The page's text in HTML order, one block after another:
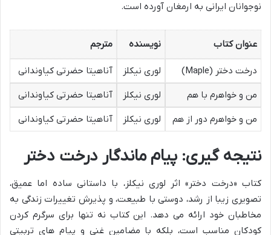
نوجوانان ایرانی به ارمغان آورده است.
عنوان کتاب نویسنده مترجم
درخت دختر (Maple) لوری نیکلز
آناهیتا حضرتی کیاوندانی
من و خواهرم با هم
لوری نیکلز
آناهیتا حضرتی کیاوندانی
من و خواهرم دور از هم
لوری نیکلز آناهیتا حضرتی کیاوندانی
نتیجه گیری: پیام ماندگار درخت دختر
کتاب «درخت دختر» اثر لوری نیکلز، با داستانی ساده اما عمیق،
تصویری زیبا از رشد، دوستی با طبیعت، و پذیرش تغییرات زندگی به
مخاطبان خود ارائه می دهد. این کتاب نه تنها برای سرگرم کردن
کودکان مناسب است، بلکه با مضامین غنی و پیام های تربیتی